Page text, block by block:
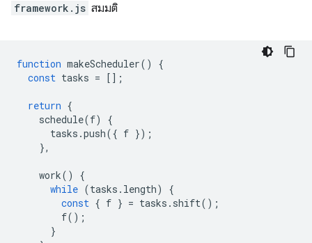
framework.js สมมติ
function makeScheduler()
{
const tasks = [];
return {
schedule(f)
{
tasks .push({ f });
},
work()
{
while (tasks . length)
{
const { f } = tasks . shift();
f();
}